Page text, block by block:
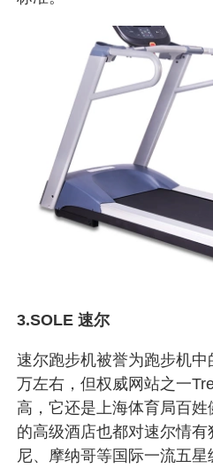
3.SOLE 速尔
速尔跑步机被誉为跑步机中
万左右，但权威网站之一
高，它还是上海体育局百
的高级酒店也都对速尔情
尼、摩纳哥等国际一流五